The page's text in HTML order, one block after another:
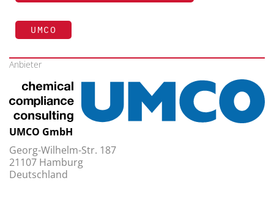
UMCO
Anbieter
UMCO GmbH
Georg-Wilhelm-Str. 187
21107 Hamburg
Deutschland